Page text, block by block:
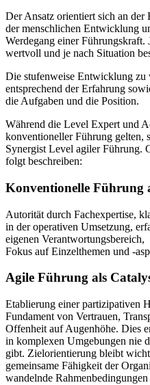
Der Ansatz orientiert sich an
der menschlichen Entwicklung
Werdegang einer
wertvoll und je nach Situation
Die stufenweise Entwicklung zu
entsprechend der Erfahrung
die Aufgaben und die Position.
Während die Level Expert und
konventioneller Führung gelten,
Synergist Level agiler Führung.
folgt beschreiben:
Konventionelle Führung
Autorität durch Fachexpertise,
in der operativen Umsetzung,
eigenen Verantwortungsbereich,
Fokus auf Einzelthemen und -
Agile Führung als
Etablierung einer partizipativen
Fundament von Vertrauen,
Offenheit auf Augenhöhe. Dies
in komplexen Umgebungen nie
gibt. Zielorientierung bleibt
gemeinsame Fähigkeit der
wandelnde Rahmenbedingungen